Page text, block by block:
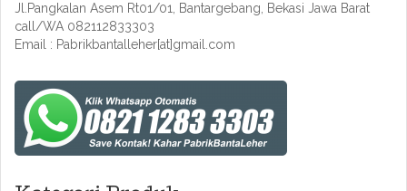
Jl.Pangkalan Asem Rt01/01, Bantargebang, Bekasi Jawa Barat
call/WA 082112833303
Email : Pabrikbantalleher[at]gmail.com